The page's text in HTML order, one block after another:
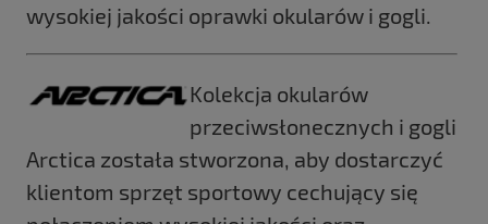
wysokiej jakości oprawki okularów i gogli.
Kolekcja okularów
przeciwsłonecznych i gogli
Arctica została stworzona, aby dostarczyć
klientom sprzęt sportowy cechujący się